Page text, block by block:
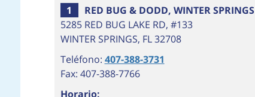
33
34
35
1
RED BUG & DODD, WINTER SPRINGS
5285 RED BUG LAKE RD, #133
WINTER SPRINGS, FL 32708
Teléfono: 407-388-3731
Fax: 407-388-7766
Horario: